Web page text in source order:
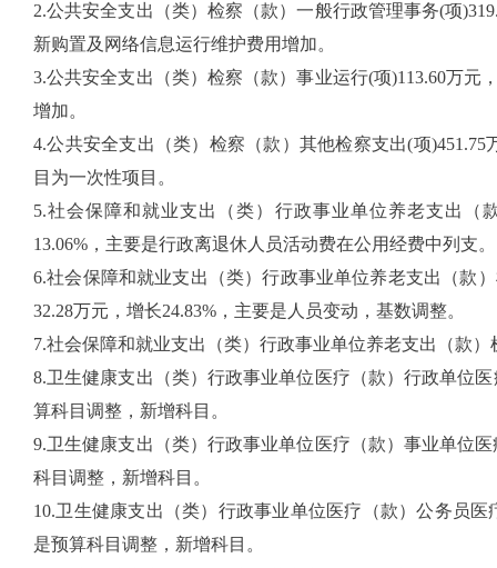
2.公共安全支出（类）检察（款）一般行政管理事务(项
新购置及网络信息运行维护费用增加。
3.公共安全支出（类）检察（款）事业运行(项)113.60万元
增加。
4.公共安全支出（类）检察（款）其他检察支出(项)451.75
目为一次性项目。
5.社会保障和就业支出（类）行政事业单位养老支出（
13.06%，主要是行政离退休人员活动费在公用经费中列支。
6.社会保障和就业支出（类）行政事业单位养老支出（款
32.28万元，增长24.83%，主要是人员变动，基数调整。
7.社会保障和就业支出（类）行政事业单位养老支出（款
8.卫生健康支出（类）行政事业单位医疗（款）行政单位
算科目调整，新增科目。
9.卫生健康支出（类）行政事业单位医疗（款）事业单位
科目调整，新增科目。
10.卫生健康支出（类）行政事业单位医疗（款）公务员医
是预算科目调整，新增科目。